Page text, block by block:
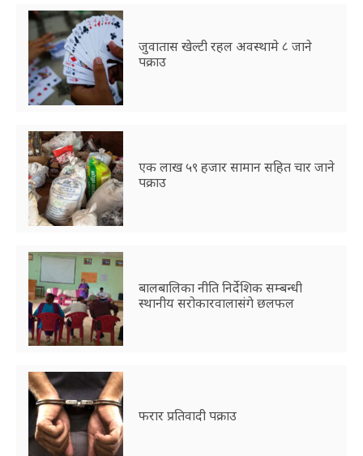
जुवातास खेल्टी रहल अवस्थामे ८ जाने
पक्राउ
एक लाख ५९ हजार सामान सहित चार जाने
पक्राउ
बालबालिका नीति निर्देशिक सम्बन्धी
स्थानीय सरोकारवालासंगे छलफल
फरार प्रतिवादी पक्राउ